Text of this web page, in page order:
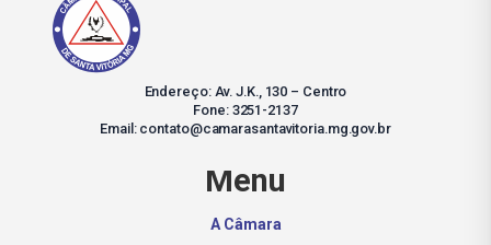
Endereço: Av. J.K., 130 – Centro
Fone: 3251-2137
Email: contato@camarasantavitoria.mg.gov.br
Menu
A Câmara